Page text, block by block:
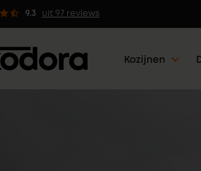
9.3 uit 97 reviews
Kozijnen